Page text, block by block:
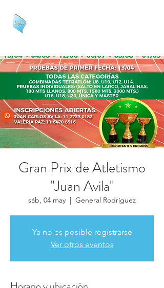
Gran Prix de Atletismo
"Juan Avila"
sáb, 04 may
  |
General Rodríguez
Ya no es posible registrarse
Ver otros eventos